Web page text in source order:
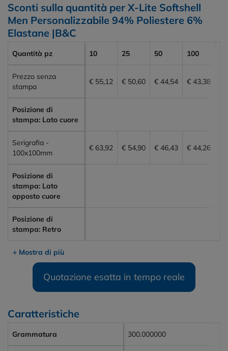
Sconti sulla quantità per X-Lite Softshell
Men Personalizzabile 94% Poliestere 6%
Elastane |B&C
Quantità pz 10 25 50 100
Prezzo senza
stampa
€ 55,12 € 50,60 € 44,54 € 43,38
Posizione di
stampa: Lato cuore
Serigrafia -
100x100mm
€ 63,92 € 54,90 € 46,43 € 44,26
Posizione di
stampa: Lato
opposto cuore
Posizione di
stampa: Retro
+ Mostra di più
Quotazione esatta in tempo reale
Caratteristiche
Grammatura 300.000000